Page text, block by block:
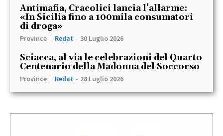
Antimafia, Cracolici lancia l’allarme:
«In Sicilia fino a 100mila consumatori
di droga»
Province Redat - 30 Luglio 2026
Sciacca, al via le celebrazioni del Quarto
Centenario della Madonna del Soccorso
Province Redat - 28 Luglio 2026